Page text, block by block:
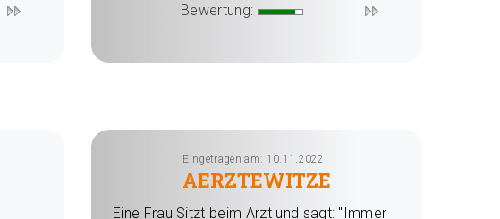
Bewertung:
Eingetragen am: 10.11.2022
AERZTEWITZE
Eine Frau Sitzt beim Arzt und sagt: "Immer